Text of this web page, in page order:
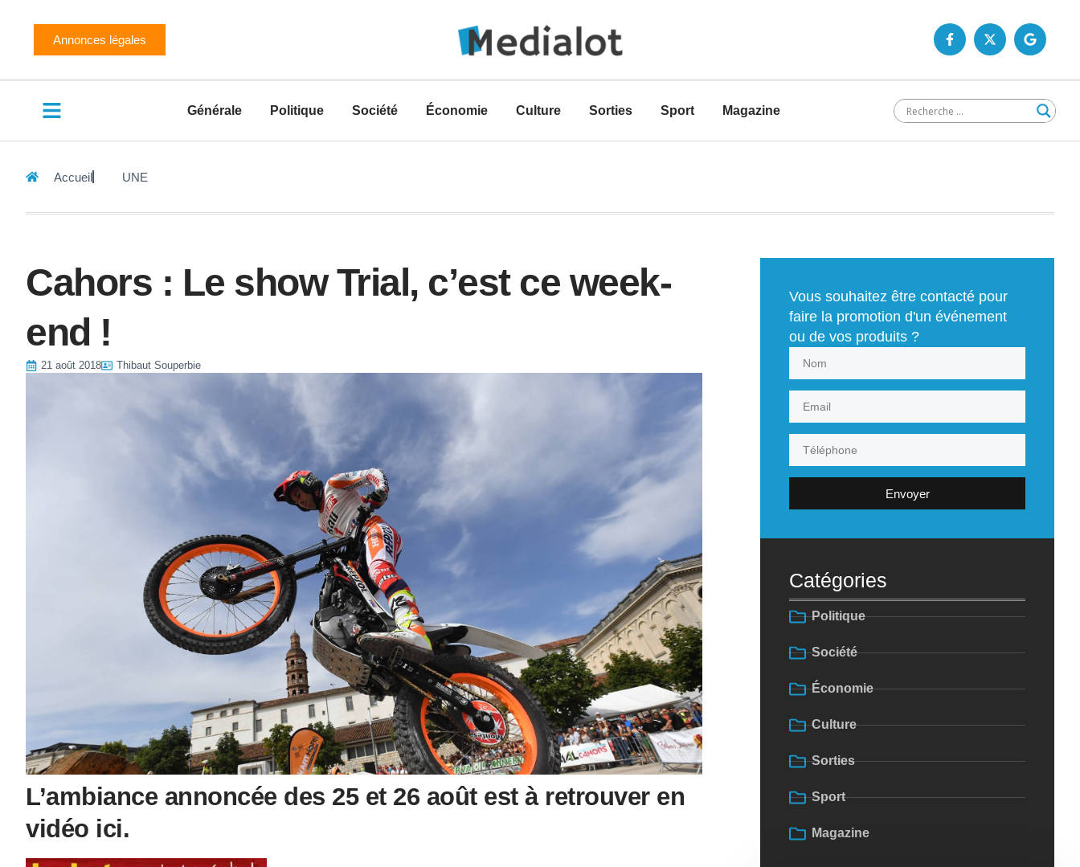
Annonces légales
Générale Politique Société Économie Culture Sorties Sport Magazine
Accueil UNE
Cahors : Le show Trial, c’est ce week-
end !
21 août 2018 Thibaut Souperbie
L’ambiance annoncée des 25 et 26 août est à retrouver en
vidéo ici.
Vous souhaitez être contacté pour
faire la promotion d'un événement
ou de vos produits ?
Envoyer
Catégories
Politique
Société
Économie
Culture
Sorties
Sport
Magazine